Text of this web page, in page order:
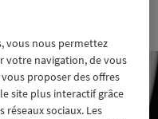
vous nous permettez
votre navigation, de vous
proposer des offres
site plus interactif grâce
sociaux. Les